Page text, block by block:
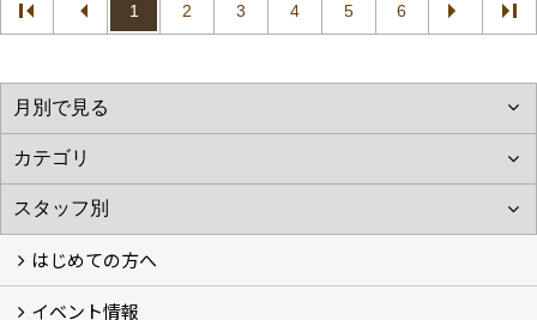
1 2 3 4 5 6
はじめての方へ
フォトギャラリー
性能について
自然素材のお家
オーナー様のおうち訪問
イベント情報